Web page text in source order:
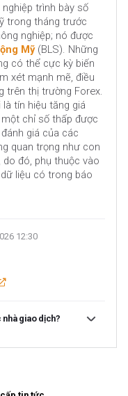
trình bày số
trong tháng trước
nghiệp; nó được
Mỹ(BLS). Những
có thể cực kỳ biến
xét mạnh mẽ, điều
trên thị trường Forex.
tín hiệu tăng giá
chỉ số thấp được
giá của các
quan trọng như con
đó, phụ thuộc vào
liệu có trong báo
12:30
giao dịch?
có mối quan hệ chặt